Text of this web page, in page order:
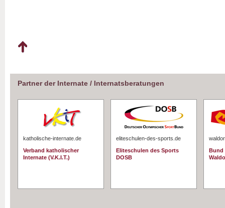
Partner der Internate / Internatsberatungen
katholische-internate.de
Verband katholischer
Internate (V.K.I.T.)
eliteschulen-des-sports.de
Eliteschulen des Sports
DOSB
Bund